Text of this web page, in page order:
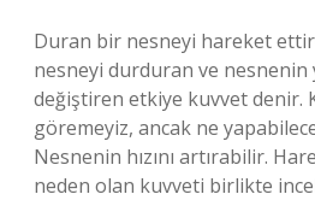
Duran bir nesneyi hareket
nesneyi durduran ve
değiştiren etkiye kuvvet denir.
göremeyiz, ancak ne
Nesnenin hızını artırabilir.
neden olan kuvveti birlikte